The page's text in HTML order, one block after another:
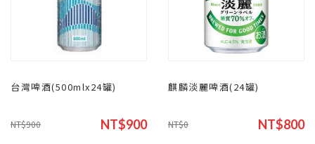
台灣啤酒(500mlx24罐)
NT$900 NT$900
麒麟淡麗啤酒(24罐)
NT$0 NT$800